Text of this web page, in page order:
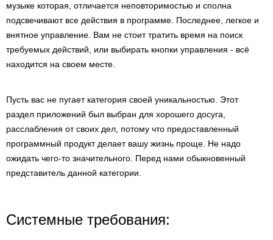
музыке которая, отличается неповторимостью и сполна
подсвечивают все действия в программе. Последнее, легкое и
внятное управление. Вам не стоит тратить время на поиск
требуемых действий, или выбирать кнопки управления - всё
находится на своем месте.
Пусть вас не пугает категория своей уникальностью. Этот
раздел приложений был выбран для хорошего досуга,
расслабления от своих дел, потому что предоставленный
программный продукт делает вашу жизнь проще. Не надо
ожидать чего-то значительного. Перед нами обыкновенный
представитель данной категории.
Системные требования: